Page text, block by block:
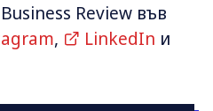
Review във
, LinkedIn и